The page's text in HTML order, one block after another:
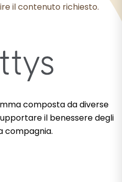
il contenuto richiesto.
composta da diverse
il benessere degli
compagnia.